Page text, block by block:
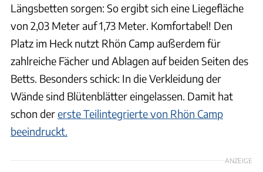
Längsbetten sorgen: So ergibt sich eine Liegefläche
von 2,03 Meter auf 1,73 Meter. Komfortabel! Den
Platz im Heck nutzt Rhön Camp außerdem für
zahlreiche Fächer und Ablagen auf beiden Seiten des
Betts. Besonders schick: In die Verkleidung der
Wände sind Blütenblätter eingelassen. Damit hat
schon dererste Teilintegrierte von Rhön Camp
beeindruckt.
ANZEIGE